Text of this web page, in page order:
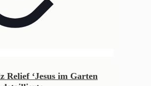
Relief ‘Jesus im Garten